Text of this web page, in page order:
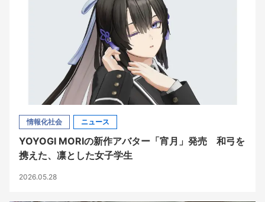
情報化社会 ニュース
YOYOGI MORIの新作アバター「宵月」発売 和弓を
携えた、凛とした女子学生
2026.05.28